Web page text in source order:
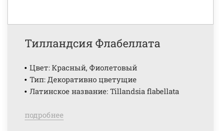
Тилландсия Флабеллата
Цвет: Красный, Фиолетовый
Тип: Декоративно цветущие
Латинское название: Tillandsia flabellata
подробнее